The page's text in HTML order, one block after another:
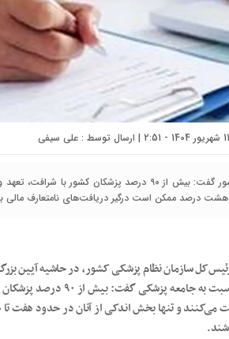
علی سیفی
رئیس‌کل سازمان نظام پزشکی کشور گفت: بیش از ۹۰ درصد
درصد ممکن است درگیر دریافت‌های نامتعارف مالی
سازمان نظام پزشکی کشور، در حاشیه آیین
فردیس، ضمن تبریک این مناسبت
می‌کنند و تنها بخش اندکی از آنان در حدود